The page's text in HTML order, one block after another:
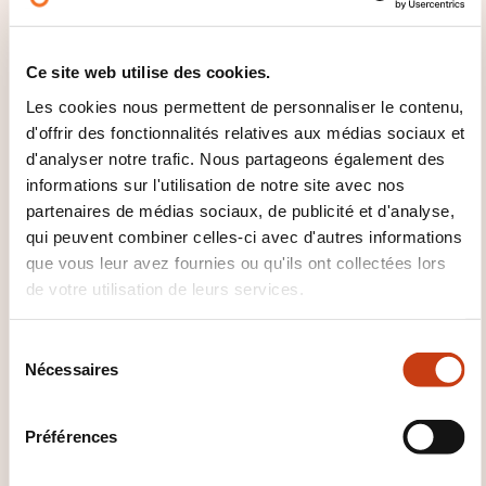
Ce site web utilise des cookies.
Les cookies nous permettent de personnaliser le contenu,
d'offrir des fonctionnalités relatives aux médias sociaux et
d'analyser notre trafic. Nous partageons également des
informations sur l'utilisation de notre site avec nos
partenaires de médias sociaux, de publicité et d'analyse,
qui peuvent combiner celles-ci avec d'autres informations
que vous leur avez fournies ou qu'ils ont collectées lors
de votre utilisation de leurs services.
Nécessaires
Préférences
La formation se déroulera
Steinfort)
l’organisme de formation